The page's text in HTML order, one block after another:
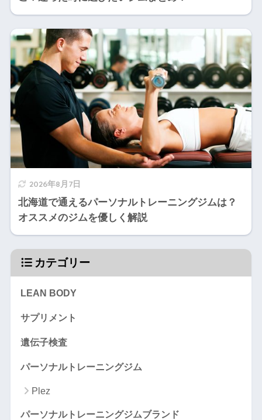
2026年8月7日
北海道で通えるパーソナルトレーニングジムは？
オススメのジムを優しく解説
カテゴリー
LEAN BODY
サプリメント
遺伝子検査
パーソナルトレーニングジム
Plez
パーソナルトレーニングジムブランド